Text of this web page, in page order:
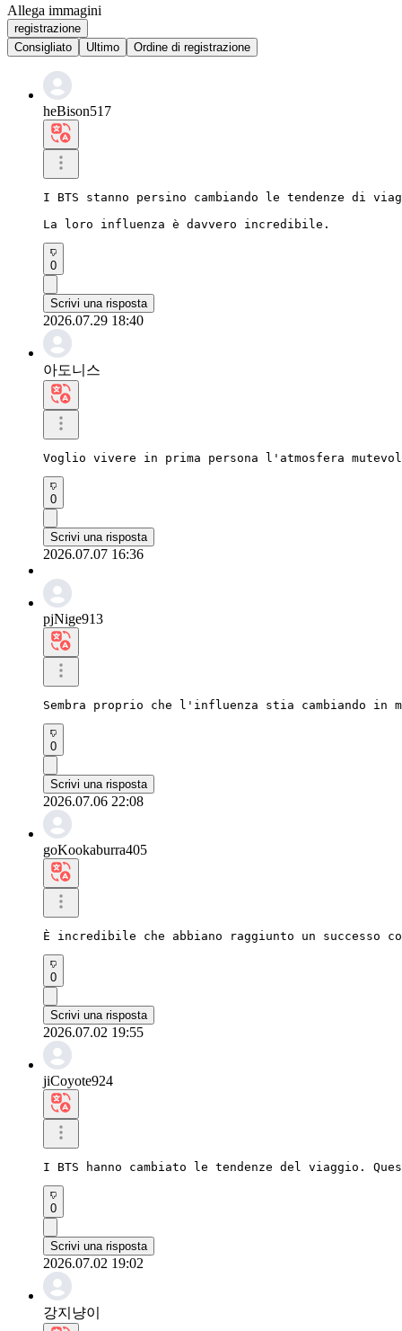
Allega immagini
registrazione
Consigliato
Ultimo Ordine di registrazione
heBison517
I BTS stanno persino cambiando le tendenze di
La loro influenza è davvero incredibile.
0
Scrivi una risposta
2026.07.29 18:40
아도니스
Voglio vivere in prima persona l'atmosfera
0
Scrivi una risposta
2026.07.07 16:36
pjNige913
Sembra proprio che l'influenza stia cambiando
0
Scrivi una risposta
2026.07.06 22:08
goKookaburra405
È incredibile che abbiano raggiunto un
0
Scrivi una risposta
2026.07.02 19:55
jiCoyote924
I BTS hanno cambiato le tendenze del viaggio.
0
Scrivi una risposta
2026.07.02 19:02
강지냥이